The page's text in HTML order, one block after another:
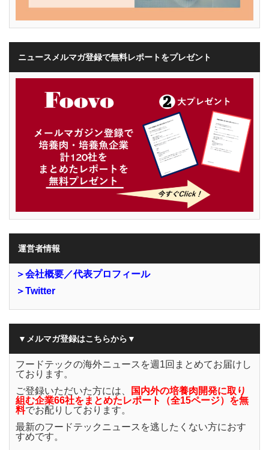
ニュースメルマガ登録で無料レポートをプレゼント
運営者情報
＞会社概要／代表プロフィール
＞Twitter
▼メルマガ登録はこちらから▼
フードテックの海外ニュースを週1回まとめてお届けし
ております。
ご登録いただいた方には、
国内外の培養肉開発に取り
組む企業66社をまとめたレポート（全15ページ）を無
料でお配りしております。
最新のフードテックニュースを逃したくない方におす
すめです。